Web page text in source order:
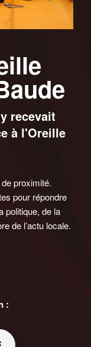
recevait
à l'Oreille
proximité.
pour répondre
politique, de la
de l’actu locale.
: